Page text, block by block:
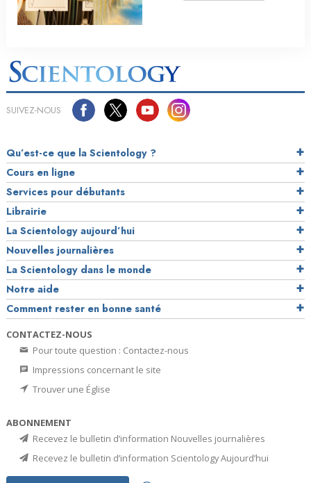
SUIVEZ-NOUS
Qu’est-ce que la Scientology ?
Cours en ligne
Services pour débutants
Librairie
La Scientology aujourd’hui
Nouvelles journalières
La Scientology dans le monde
Notre aide
Comment rester en bonne santé
CONTACTEZ-NOUS
Pour toute question : Contactez-nous
Impressions concernant le site
Trouver une Église
ABONNEMENT
Recevez le bulletin d’information Nouvelles journalières
Recevez le bulletin d’information Scientology Aujourd’hui